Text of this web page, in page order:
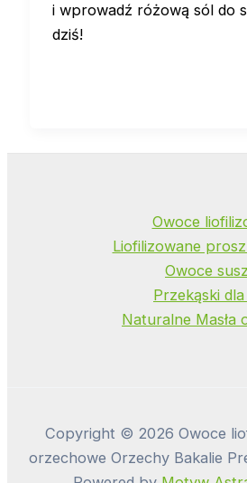
i wprowadź różową sól do
dziś!
Owoce
Liofilizowane
Owoce
Przekąski
Naturalne Masła
Copyright © 2026 Owoce
orzechowe Orzechy Bakalie